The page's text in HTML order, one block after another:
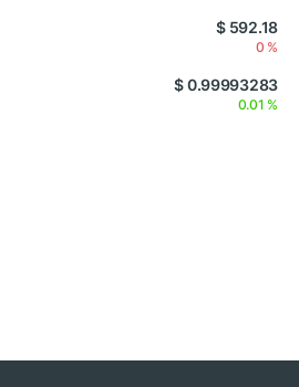
$ 592.18
0 %
$ 0.99993283
0.01 %